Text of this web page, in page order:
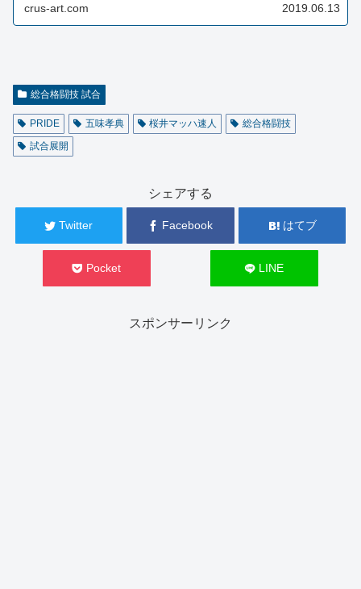
crus-art.com 2019.06.13
総合格闘技 試合
PRIDE 五味孝典 桜井マッハ速人
総合格闘技
試合展開
シェアする
Twitter Facebook はてブ
Pocket LINE
スポンサーリンク